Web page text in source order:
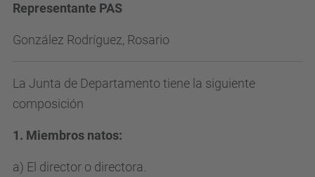
Representante PAS
González Rodríguez, Rosario
La Junta de Departamento tiene la siguiente
composición
1. Miembros natos:
a) El director o directora.